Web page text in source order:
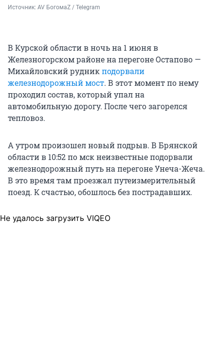
Источник: AV БогомаZ / Telegram
В Курской области в ночь на 1 июня в
Железногорском районе на перегоне Остапово —
Михайловский рудникподорвали
железнодорожный мост. В этот момент по нему
проходил состав, который упал на
автомобильную дорогу. После чего загорелся
тепловоз.
А утром произошел новый подрыв. В Брянской
области в 10:52 по мск неизвестные подорвали
железнодорожный путь на перегоне Унеча-Жеча.
В это время там проезжал путеизмерительный
поезд. К счастью, обошлось без пострадавших.
Не удалось загрузить VIQEO